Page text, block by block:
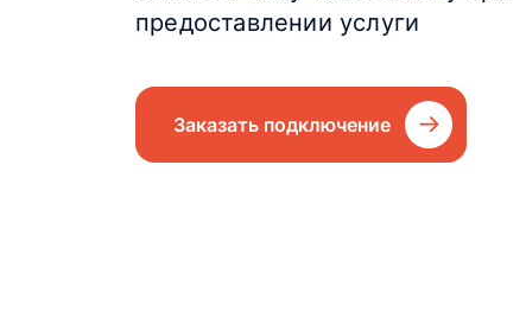
предоставлении услуги
Заказать подключение